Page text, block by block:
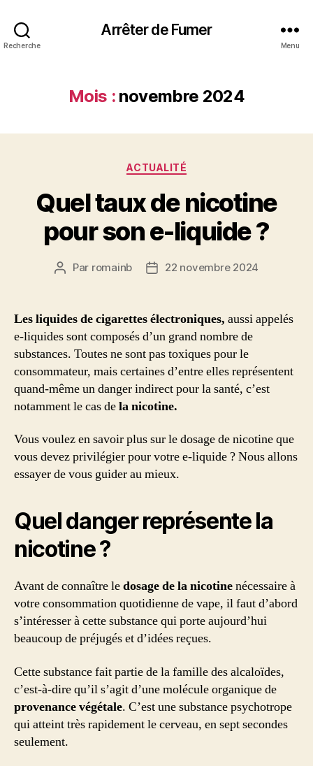
Recherche
Arrêter de Fumer
Menu
Mois : novembre 2024
Catégories
ACTUALITÉ
Quel taux de nicotine
pour son e-liquide ?
Auteur
Par romainb
Date22 novembre 2024
Les liquides de cigarettes électroniques, aussi appelés
e-liquides sont composés d’un grand nombre de
substances. Toutes ne sont pas toxiques pour le
consommateur, mais certaines d’entre elles représentent
quand-même un danger indirect pour la santé, c’est
notamment le cas dela nicotine.
Vous voulez en savoir plus sur le dosage de nicotine que
vous devez privilégier pour votre e-liquide ? Nous allons
essayer de vous guider au mieux.
Quel danger représente la
nicotine ?
Avant de connaître ledosage de la nicotinenécessaire à
votre consommation quotidienne de vape, il faut d’abord
s’intéresser à cette substance qui porte aujourd’hui
beaucoup de préjugés et d’idées reçues.
Cette substance fait partie de la famille des alcaloïdes,
c’est-à-dire qu’il s’agit d’une molécule organique de
provenance végétale. C’est une substance psychotrope
qui atteint très rapidement le cerveau, en sept secondes
seulement.